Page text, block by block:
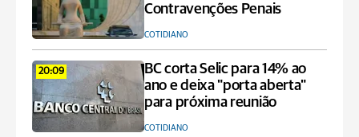
Contravenções Penais
COTIDIANO
20:09
BC corta Selic para 14% ao
ano e deixa "porta aberta"
para próxima reunião
COTIDIANO